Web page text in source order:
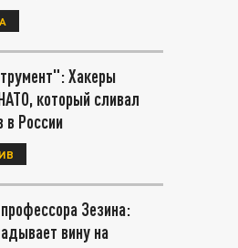
Хакеры
который сливал
в России
Зезина:
вину на